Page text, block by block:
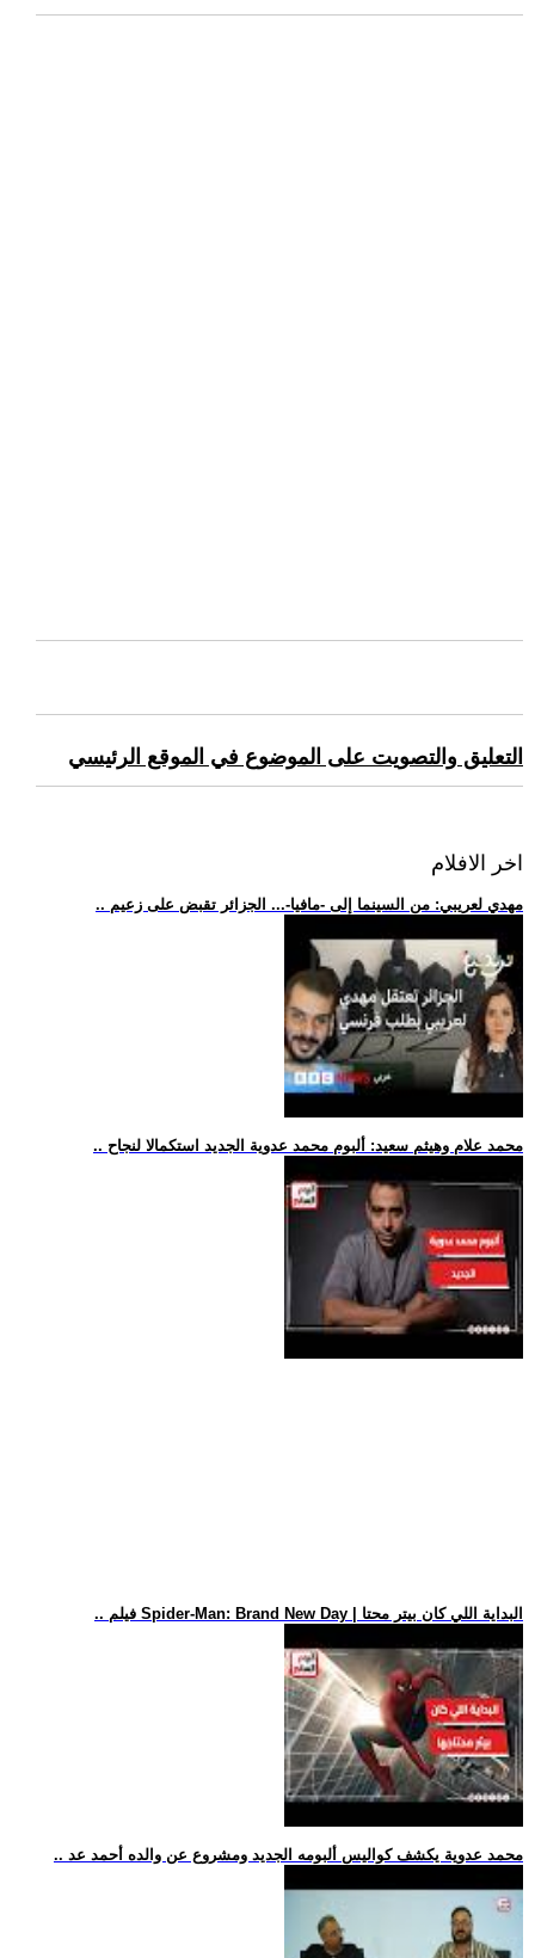
التعليق والتصويت على الموضوع في الموقع الرئيسي
اخر الافلام
.. مهدي لعريبي: من السينما إلى -مافيا-... الجزائر تقبض على زعيم
.. محمد علام وهيثم سعيد: ألبوم محمد عدوية الجديد استكمالا لنجاح
.. فيلم Spider-Man: Brand New Day | البداية اللي كان بيتر محتا
.. محمد عدوية يكشف كواليس ألبومه الجديد ومشروع عن والده أحمد عد